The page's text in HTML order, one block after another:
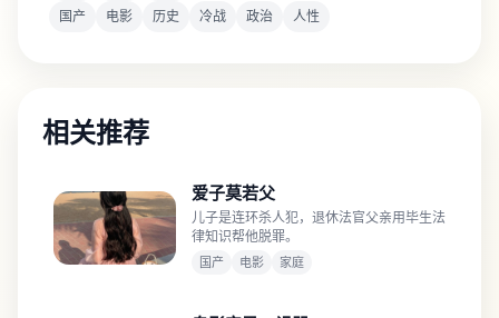
国产
电影 历史 冷战 政治 人性
相关推荐
爱子莫若父
儿子是连环杀人犯，退休法官父亲用毕生法
律知识帮他脱罪。
国产 电影 家庭